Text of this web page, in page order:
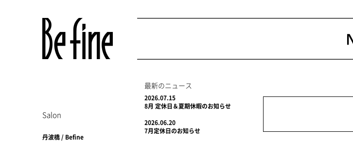
Salon
丹波橋 / Befine
最新のニュース
2026.07.15
8月 定休日＆夏期休暇のお知らせ
2026.06.20
7月定休日のお知らせ